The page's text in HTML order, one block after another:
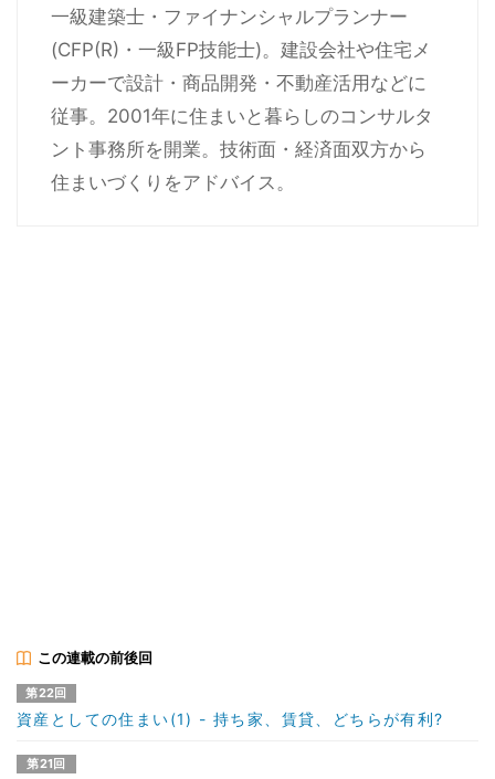
一級建築士・ファイナンシャルプランナー
(CFP(R)・一級FP技能士)。建設会社や住宅メ
ーカーで設計・商品開発・不動産活用などに
従事。2001年に住まいと暮らしのコンサルタ
ント事務所を開業。技術面・経済面双方から
住まいづくりをアドバイス。
この連載の前後回
第22回
資産としての住まい(1) - 持ち家、賃貸、どちらが有利?
第21回